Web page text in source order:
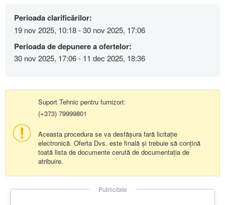
Perioada clarificărilor:
19 nov 2025, 10:18 - 30 nov 2025, 17:06
Perioada de depunere a ofertelor:
30 nov 2025, 17:06 - 11 dec 2025, 18:36
Suport Tehnic pentru furnizori:
(+373) 79999801
Aceasta procedura se va desfășura fară licitație
electronică. Oferta Dvs. este finală și trebuie să conțină
toată lista de documente cerută de documentația de
atribuire.
Publicitate